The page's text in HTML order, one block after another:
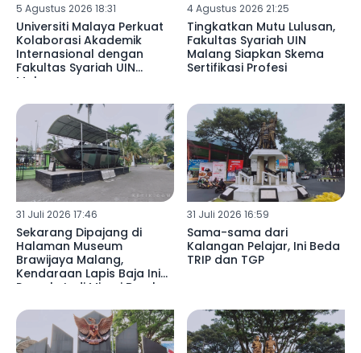
5 Agustus 2026 18:31
Universiti Malaya Perkuat
Kolaborasi Akademik
Internasional dengan
Fakultas Syariah UIN
Malang
4 Agustus 2026 21:25
Tingkatkan Mutu Lulusan,
Fakultas Syariah UIN
Malang Siapkan Skema
Sertifikasi Profesi
31 Juli 2026 17:46
Sekarang Dipajang di
Halaman Museum
Brawijaya Malang,
Kendaraan Lapis Baja Ini
Pernah Jadi Mimpi Buruk
31 Juli 2026 16:59
Sama-sama dari
Kalangan Pelajar, Ini Beda
TRIP dan TGP